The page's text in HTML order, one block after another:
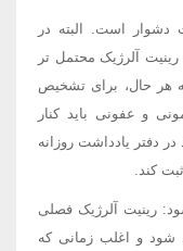
دشوار است. البته در
آلرژیک محتمل تر
حال، برای تشخیص
و عفونی باید کنار
در دفتر یادداشت روزانه
کند.
رینیت آلرژیک فصلی
و اغلب زمانی که